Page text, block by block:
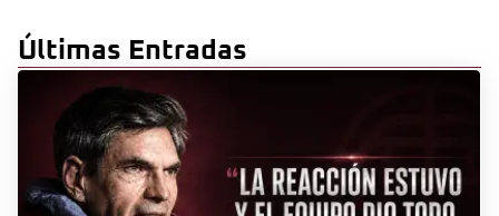
Últimas Entradas